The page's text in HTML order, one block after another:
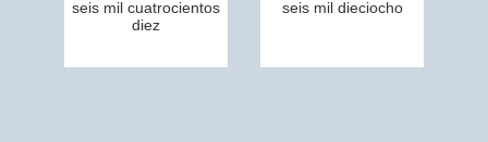
seis mil cuatrocientos
diez
seis mil dieciocho